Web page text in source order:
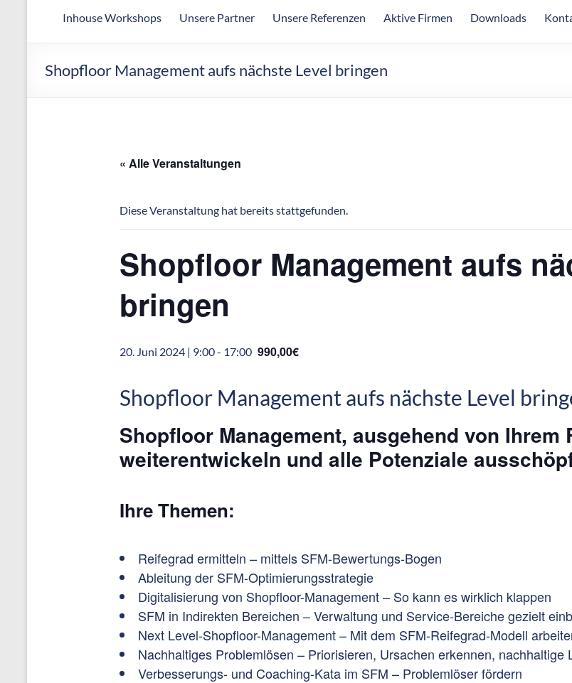
Inhouse Workshops Unsere Partner Unsere Referenzen Aktive Firmen Downloads
Shopfloor Management aufs nächste Level bringen
« Alle Veranstaltungen
Diese Veranstaltung hat bereits stattgefunden.
Shopfloor Management aufs
bringen
20. Juni 2024 | 9:00- 17:00 990,00€
Shopfloor Management aufs nächste Level
Shopfloor Management, ausgehend von Ihrem
weiterentwickeln und alle Potenziale
Ihre Themen:
Reifegrad ermitteln – mittels SFM-Bewertungs-Bogen
Ableitung der SFM-Optimierungsstrategie
Digitalisierung von Shopfloor-Management – So kann es wirklich klappen
SFM in Indirekten Bereichen – Verwaltung und Service-Bereiche gezielt
Next Level-Shopfloor-Management – Mit dem SFM-Reifegrad-Modell
Nachhaltiges Problemlösen – Priorisieren, Ursachen erkennen, nachhaltige
Verbesserungs- und Coaching-Kata im SFM – Problemlöser fördern